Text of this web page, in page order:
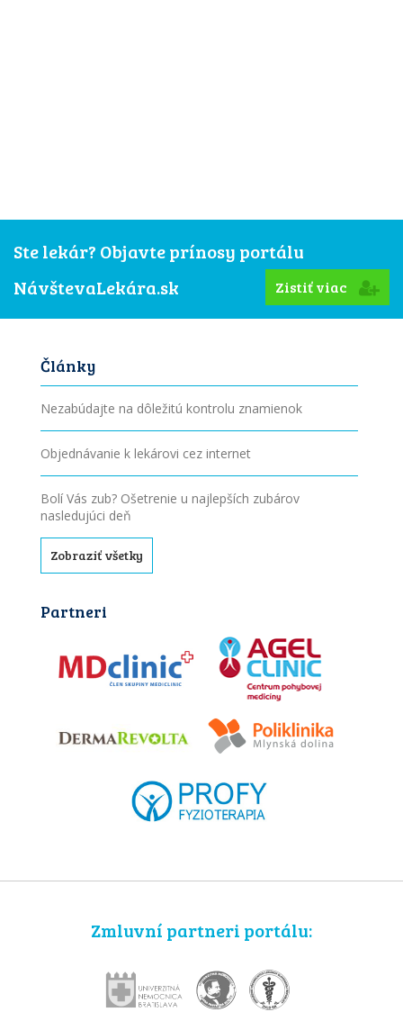
Ste lekár? Objavte prínosy portálu
NávštevaLekára.sk
Zistiť viac
Články
Nezabúdajte na dôležitú kontrolu znamienok
Objednávanie k lekárovi cez internet
Bolí Vás zub? Ošetrenie u najlepších zubárov
nasledujúci deň
Zobraziť všetky
Partneri
Zmluvní partneri portálu: